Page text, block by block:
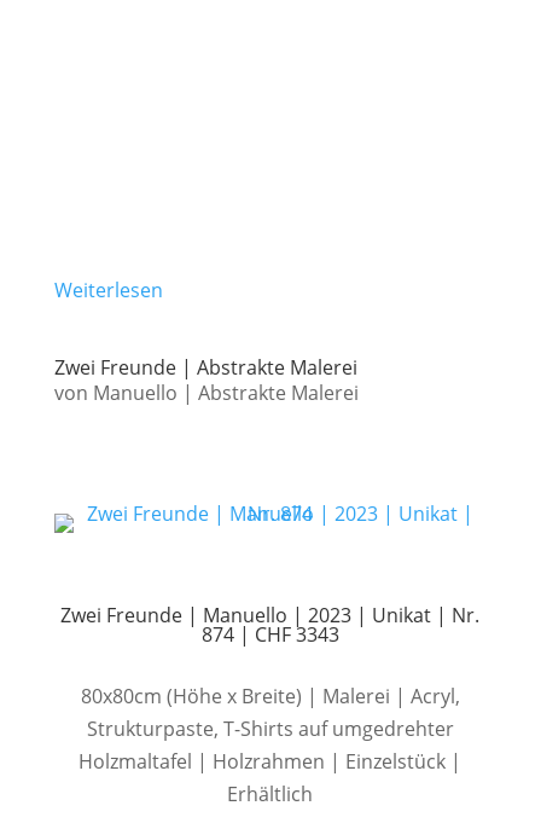
Weiterlesen
Zwei Freunde | Abstrakte Malerei
von Manuello | Abstrakte Malerei
Zwei Freunde | Manuello | 2023 | Unikat | Nr.
874 | CHF 3343
80x80cm (Höhe x Breite) | Malerei | Acryl,
Strukturpaste, T-Shirts auf umgedrehter
Holzmaltafel | Holzrahmen | Einzelstück |
Erhältlich